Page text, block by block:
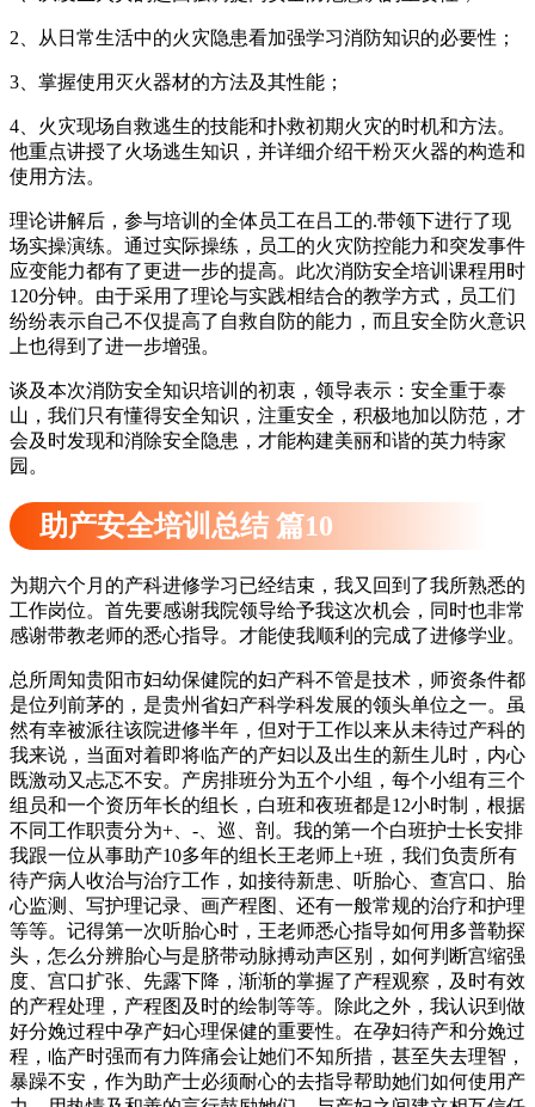
2、从日常生活中的火灾隐患看加强学习消防知识的必要性；
3、掌握使用灭火器材的方法及其性能；
4、火灾现场自救逃生的技能和扑救初期火灾的时机和方法。
他重点讲授了火场逃生知识，并详细介绍干粉灭火器的构造和
使用方法。
理论讲解后，参与培训的全体员工在吕工的.带领下进行了现
场实操演练。通过实际操练，员工的火灾防控能力和突发事件
应变能力都有了更进一步的提高。此次消防安全培训课程用时
120分钟。由于采用了理论与实践相结合的教学方式，员工们
纷纷表示自己不仅提高了自救自防的能力，而且安全防火意识
上也得到了进一步增强。
谈及本次消防安全知识培训的初衷，领导表示：安全重于泰
山，我们只有懂得安全知识，注重安全，积极地加以防范，才
会及时发现和消除安全隐患，才能构建美丽和谐的英力特家
园。
助产安全培训总结 篇10
为期六个月的产科进修学习已经结束，我又回到了我所熟悉的
工作岗位。首先要感谢我院领导给予我这次机会，同时也非常
感谢带教老师的悉心指导。才能使我顺利的完成了进修学业。
总所周知贵阳市妇幼保健院的妇产科不管是技术，师资条件都
是位列前茅的，是贵州省妇产科学科发展的领头单位之一。虽
然有幸被派往该院进修半年，但对于工作以来从未待过产科的
我来说，当面对着即将临产的产妇以及出生的新生儿时，内心
既激动又忐忑不安。产房排班分为五个小组，每个小组有三个
组员和一个资历年长的组长，白班和夜班都是12小时制，根据
不同工作职责分为+、-、巡、剖。我的第一个白班护士长安排
我跟一位从事助产10多年的组长王老师上+班，我们负责所有
待产病人收治与治疗工作，如接待新患、听胎心、查宫口、胎
心监测、写护理记录、画产程图、还有一般常规的治疗和护理
等等。记得第一次听胎心时，王老师悉心指导如何用多普勒探
头，怎么分辨胎心与是脐带动脉搏动声区别，如何判断宫缩强
度、宫口扩张、先露下降，渐渐的掌握了产程观察，及时有效
的产程处理，产程图及时的绘制等等。除此之外，我认识到做
好分娩过程中孕产妇心理保健的重要性。在孕妇待产和分娩过
程，临产时强而有力阵痛会让她们不知所措，甚至失去理智，
暴躁不安，作为助产士必须耐心的去指导帮助她们如何使用产